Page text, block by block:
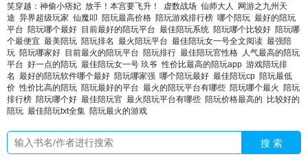
笑穿越：神偷小痞妃 放手！本宫要飞升！ 虚数战场 仙师大人
网游之九州天
途 异界超级玩家 仙魔叩 陪玩最高价格 陪玩游戏排行榜 哪个陪玩 最好的陪玩
平台 陪玩哪个最好 目前最好的陪玩平台 最佳陪玩系统 陪玩哪个比较好 陪玩哪
个最便宜 最美陪玩 陪玩排名 最火陪玩平台 最佳陪玩女一号全文阅读 最强陪
玩 陪玩哪家好 目前最火的陪玩平台 陪玩排行 最佳陪玩官性格 人气最高的陪玩
平台 好一点的陪玩 最佳陪玩女一号 玖爷性价比最高的陪玩app 游戏陪玩排
名 最好的陪玩软件哪个最好 陪玩哪家强 哪个陪玩最好 最佳陪玩cp 陪玩最低
价性价比高的陪玩 陪玩最好的平台 最火的陪玩平台有哪些 陪玩哪个最火 陪玩
排行榜 陪玩哪个好 最佳陪玩官 最火陪玩平台有哪些 陪玩价格最高的
比较好的
陪玩 最佳陪玩txt全集 陪玩最火的游戏
搜 索